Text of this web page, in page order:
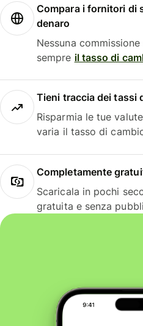
Compara i fornitori di
denaro
Nessuna
sempre il tasso di
Tieni traccia dei tassi
Risparmia le tue
varia il tasso di
Completamente
Scaricala in pochi
gratuita e senza